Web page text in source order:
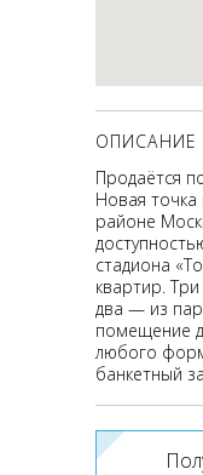
ОПИСАНИЕ
Продаётся
Новая точка
районе
стадиона
квартир.
два — из
помещение
любого
банкетный